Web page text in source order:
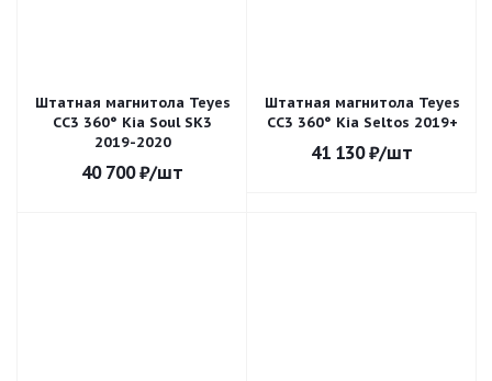
Штатная магнитола Teyes
CC3 360° Kia Soul SK3
2019-2020
40 700₽/шт
Штатная магнитола Teyes
CC3 360° Kia Seltos 2019+
41 130₽/шт